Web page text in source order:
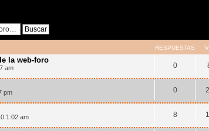
RESPUESTAS
la web-foro
am 0
pm 0
1:02 am 8